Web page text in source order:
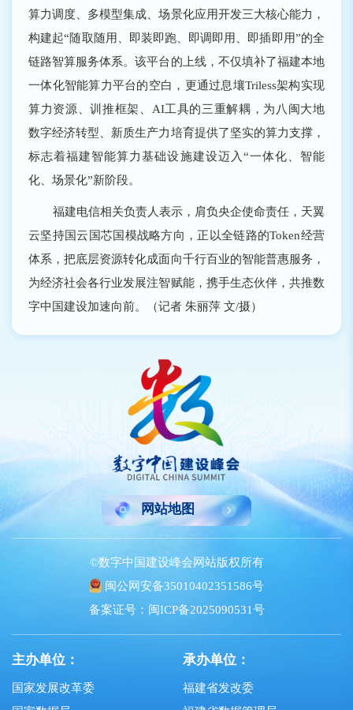
算力调度、多模型集成、场景化应用开发三大核心能力，
构建起“随取随用、即装即跑、即调即用、即插即用”的全
链路智算服务体系。该平台的上线，不仅填补了福建本地
一体化智能算力平台的空白，更通过息壤Triless架构实现
算力资源、训推框架、AI工具的三重解耦，为八闽大地
数字经济转型、新质生产力培育提供了坚实的算力支撑，
标志着福建智能算力基础设施建设迈入“一体化、智能
化、场景化”新阶段。
福建电信相关负责人表示，肩负央企使命责任，天翼
云坚持国云国芯国模战略方向，正以全链路的Token经营
体系，把底层资源转化成面向千行百业的智能普惠服务，
为经济社会各行业发展注智赋能，携手生态伙伴，共推数
字中国建设加速向前。（记者 朱丽萍 文/摄）
网站地图
©数字中国建设峰会网站版权所有
闽公网安备35010402351586号
备案证号：闽ICP备2025090531号
主办单位：
国家发展改革委
承办单位：
福建省发改委